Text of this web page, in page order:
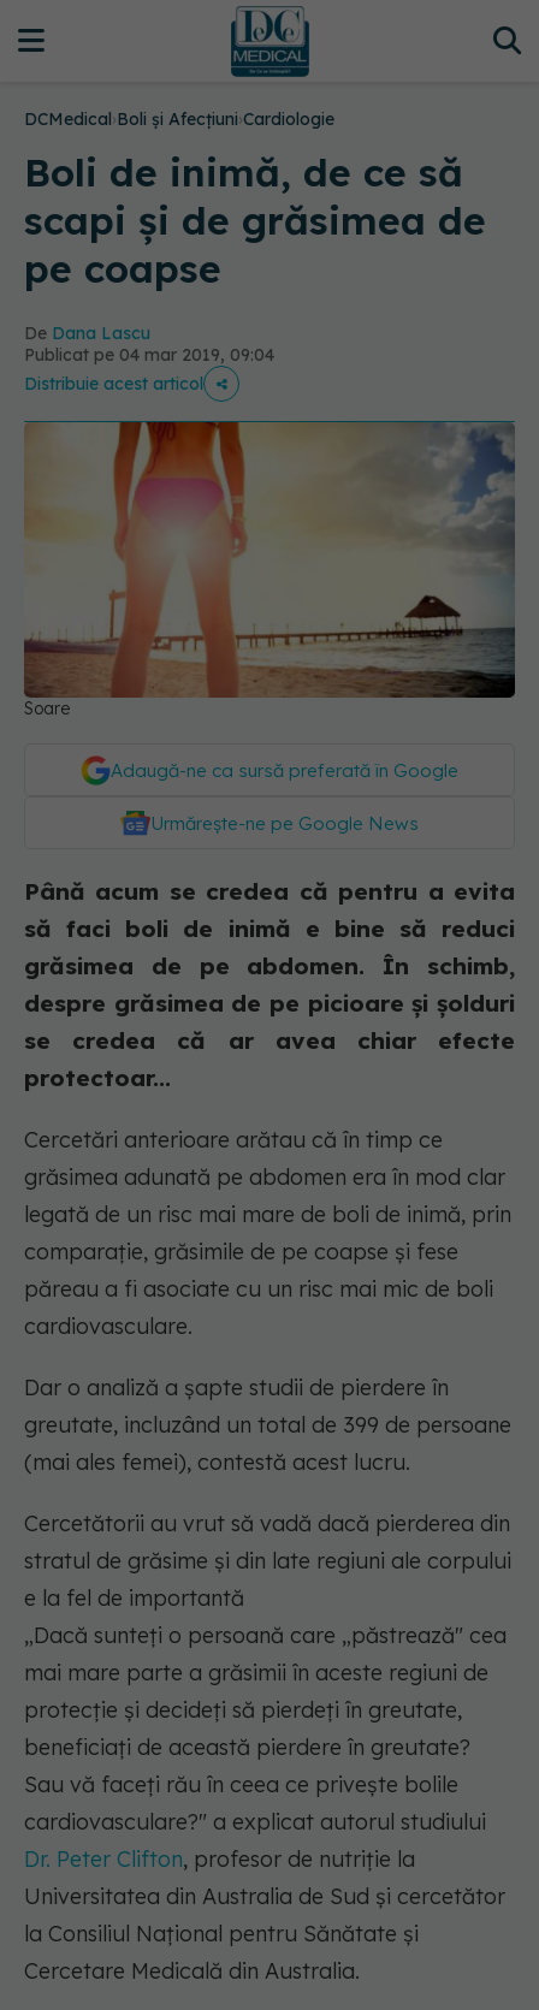
DCMedical›Boli și Afecțiuni›Cardiologie
Boli de inimă, de ce să
scapi și de grăsimea de
pe coapse
De Dana Lascu
Publicat pe 04 mar 2019, 09:04
Distribuie acest articol
Soare
Adaugă-ne ca sursă preferată în Google
Urmărește-ne pe Google News
Până acum se credea că pentru a evita
să faci boli de inimă e bine să reduci
grăsimea de pe abdomen. În schimb,
despre grăsimea de pe picioare și șolduri
se credea că ar avea chiar efecte
protectoar...
Cercetări anterioare arătau că în timp ce
grăsimea adunată pe abdomen era în mod clar
legată de un risc mai mare de boli de inimă, prin
comparație, grăsimile de pe coapse și fese
păreau a fi asociate cu un risc mai mic de boli
cardiovasculare.
Dar o analiză a șapte studii de pierdere în
greutate, incluzând un total de 399 de persoane
(mai ales femei), contestă acest lucru.
Cercetătorii au vrut să vadă dacă pierderea din
stratul de grăsime și din late regiuni ale corpului
e la fel de importantă
„Dacă sunteți o persoană care „păstrează" cea
mai mare parte a grăsimii în aceste regiuni de
protecție și decideți să pierdeți în greutate,
beneficiați de această pierdere în greutate?
Sau vă faceți rău în ceea ce privește bolile
cardiovasculare?" a explicat autorul studiului
Dr. Peter Clifton, profesor de nutriție la
Universitatea din Australia de Sud și cercetător
la Consiliul Național pentru Sănătate și
Cercetare Medicală din Australia.